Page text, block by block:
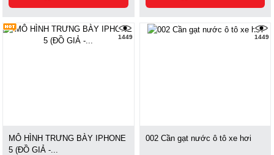
1449
MÔ HÌNH TRƯNG BÀY IPHONE
5 (ĐỒ GIẢ -...
1449
002 Cần gạt nước ô tô xe hơi